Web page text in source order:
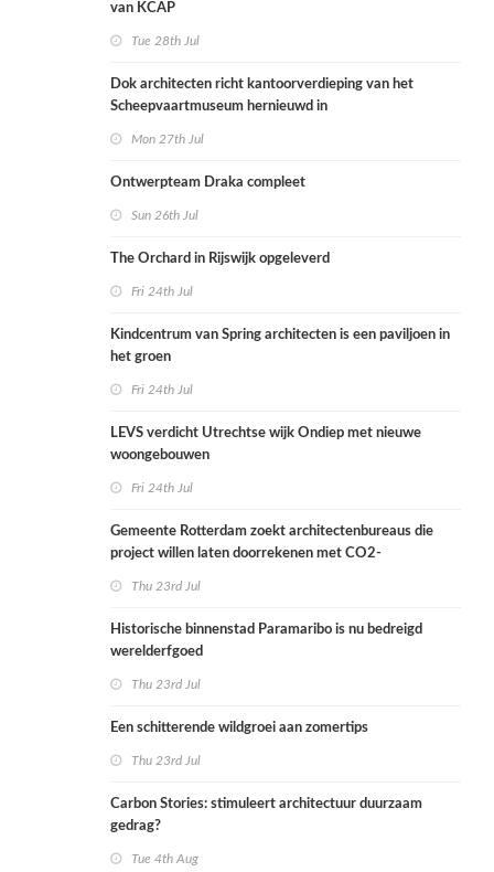
van KCAP
Tue 28th Jul
Dok architecten richt kantoorverdieping van het
Scheepvaartmuseum hernieuwd in
Mon 27th Jul
Ontwerpteam Draka compleet
Sun 26th Jul
The Orchard in Rijswijk opgeleverd
Fri 24th Jul
Kindcentrum van Spring architecten is een paviljoen in
het groen
Fri 24th Jul
LEVS verdicht Utrechtse wijk Ondiep met nieuwe
woongebouwen
Fri 24th Jul
Gemeente Rotterdam zoekt architectenbureaus die
project willen laten doorrekenen met CO2-
Thu 23rd Jul
Historische binnenstad Paramaribo is nu bedreigd
werelderfgoed
Thu 23rd Jul
Een schitterende wildgroei aan zomertips
Thu 23rd Jul
Carbon Stories: stimuleert architectuur duurzaam
gedrag?
Tue 4th Aug